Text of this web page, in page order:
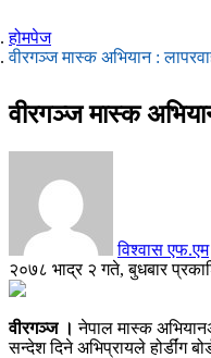
होमपेज
वीरगञ्ज मास्क अभियान :
वीरगञ्ज मास्क
विश्वास एफ.एम
२०७८ भाद्र २ गते, बुधबार
वीरगञ्ज । नेपाल मास्क
सन्देश दिने अभिप्रायले होर्डींग